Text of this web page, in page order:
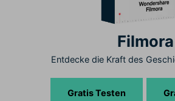
Filmora
Entdecke die Kraft des
Gratis Testen